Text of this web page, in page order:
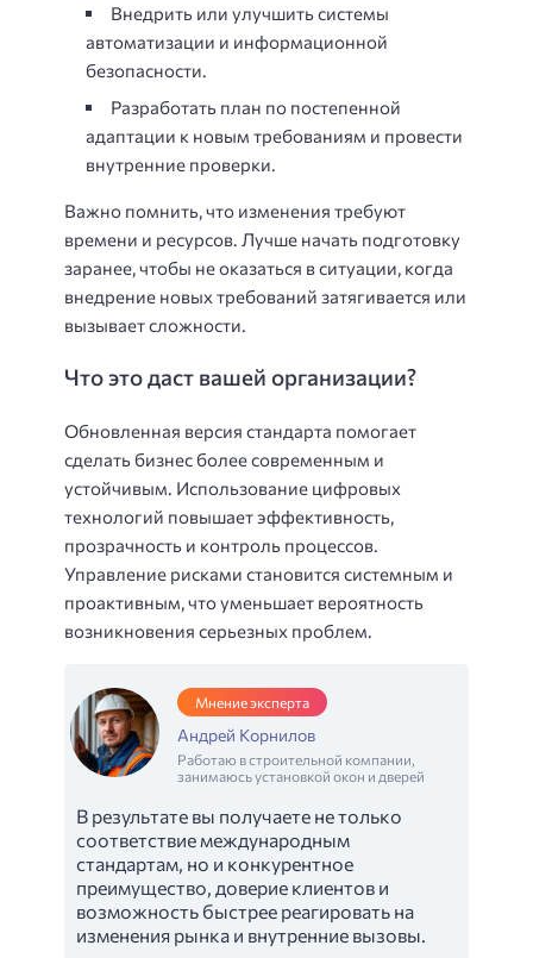
Внедрить или улучшить системы
автоматизации и информационной
безопасности.
Разработать план по постепенной
адаптации к новым требованиям и провести
внутренние проверки.
Важно помнить, что изменения требуют
времени и ресурсов. Лучше начать подготовку
заранее, чтобы не оказаться в ситуации, когда
внедрение новых требований затягивается или
вызывает сложности.
Что это даст вашей организации?
Обновленная версия стандарта помогает
сделать бизнес более современным и
устойчивым. Использование цифровых
технологий повышает эффективность,
прозрачность и контроль процессов.
Управление рисками становится системным и
проактивным, что уменьшает вероятность
возникновения серьезных проблем.
Мнение эксперта
Андрей Корнилов
Работаю в строительной компании,
занимаюсь установкой окон и дверей
В результате вы получаете не только
соответствие международным
стандартам, но и конкурентное
преимущество, доверие клиентов и
возможность быстрее реагировать на
изменения рынка и внутренние вызовы.